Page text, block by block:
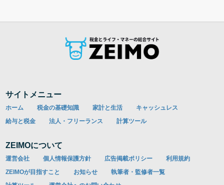
サイトメニュー
ホーム 税金の基礎知識 家計と生活
キャッシュレス
給与と税金
法人・フリーランス 計算ツール
ZEIMOについて
運営会社 個人情報保護方針 広告掲載ポリシー
利用規約
ZEIMOが目指すこと
お知らせ
執筆者・監修者一覧